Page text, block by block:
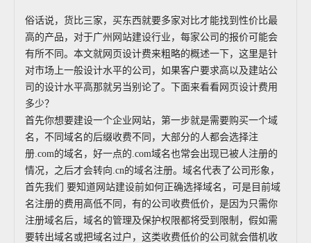
俗话说，货比三家，买东西就要多家对比才能找到性价比最
高的产品，对于广州网站建设行业，每家公司的报价可能会
有所不同。本文就网页设计费来粗略的概述一下，这里是针
对市场上一般设计水平的公司，如果客户要求高以及建站公
司的设计水平高那就另当别论了。下面来看看网页设计费用
多少？
首先你想要建设一个企业网站，第一步就是需要购买一个域
名，不同域名的后缀收费不同，大部分的人都会选择注
册.com的域名，好一点的.com域名也常会出现已被人注册的
情况，之后才会转向.cn的域名注册。域名代表了公司形象，
首先我们 要知道网站建设前如何正确选择域名，可是目前域
名注册的费用高低不同，有的公司收费低价，是因为只需你
注册域名后，域名的管理及保护权限都将受到限制，假如需
要转出域名或把域名过户，这类收费低价的公司就会借机收